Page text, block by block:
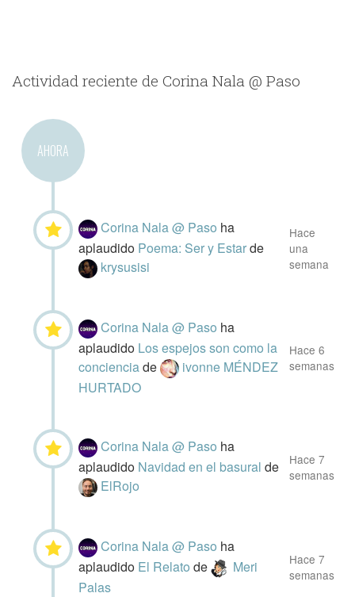
Actividad reciente de Corina Nala @ Paso
AHORA
Corina Nala @ Paso ha
aplaudido Poema: Ser y Estarde
krysusisi
Hace
una
semana
Corina Nala @ Paso ha
aplaudido Los espejos son como la
concienciade
ivonne MÉNDEZ
HURTADO
Hace 6
semanas
Corina Nala @ Paso ha
aplaudido Navidad en el basuralde
ElRojo
Hace 7
semanas
Corina Nala @ Paso ha
aplaudido El Relatode
Meri
Palas
Hace 7
semanas